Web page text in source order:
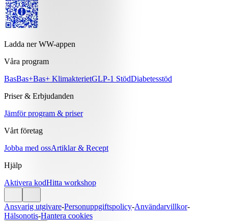
Ladda ner WW-appen
Våra program
BasBas+Bas+ KlimakterietGLP-1 StödDiabetesstöd
Priser & Erbjudanden
Jämför program & priser
Vårt företag
Jobba med ossArtiklar & Recept
Hjälp
Aktivera kodHitta workshop
Ansvarig utgivare-Personuppgiftspolicy-Användarvillkor-
Hälsonotis-Hantera cookies